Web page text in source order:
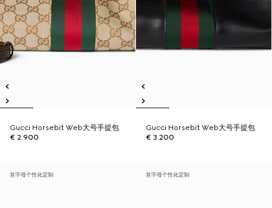
Gucci Horsebit Web大号手提包
€ 2.900
Gucci Horsebit Web大号手提包
€ 3.200
首字母个性化定制 首字母个性化定制